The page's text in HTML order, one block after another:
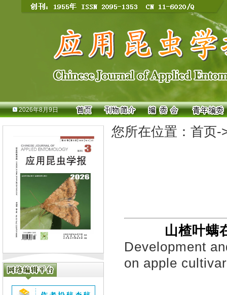
2026年8月9日
您所在位置： 首页-
山楂叶螨
Development
on apple